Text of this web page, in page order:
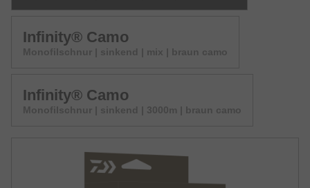
Infinity® Camo
Monofilschnur | sinkend | mix | braun camo
Infinity® Camo
Monofilschnur | sinkend | 3000m | braun camo